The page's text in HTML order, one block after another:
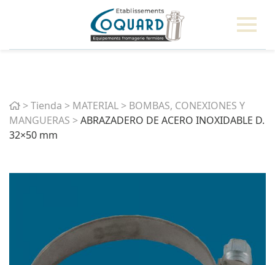
Home
>Tienda > MATERIAL > BOMBAS, CONEXIONES Y
MANGUERAS >ABRAZADERO DE ACERO INOXIDABLE D.
32×50 mm